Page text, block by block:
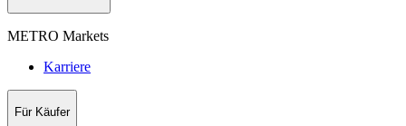
METRO Markets
Karriere
Für Käufer